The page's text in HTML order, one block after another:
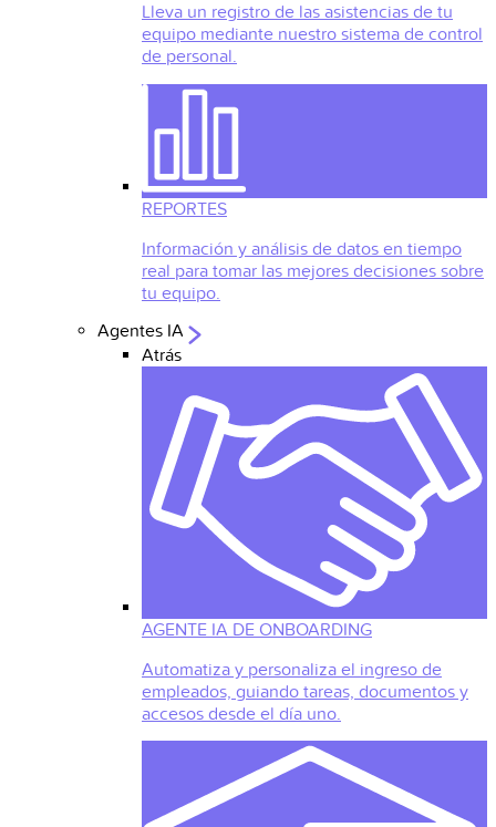
Lleva un registro de las asistencias de tu
equipo mediante nuestro sistema de control
de personal.
REPORTES
Información y análisis de datos en tiempo
real para tomar las mejores decisiones sobre
tu equipo.
Agentes IA
Atrás
AGENTE IA DE ONBOARDING
Automatiza y personaliza el ingreso de
empleados, guiando tareas, documentos y
accesos desde el día uno.